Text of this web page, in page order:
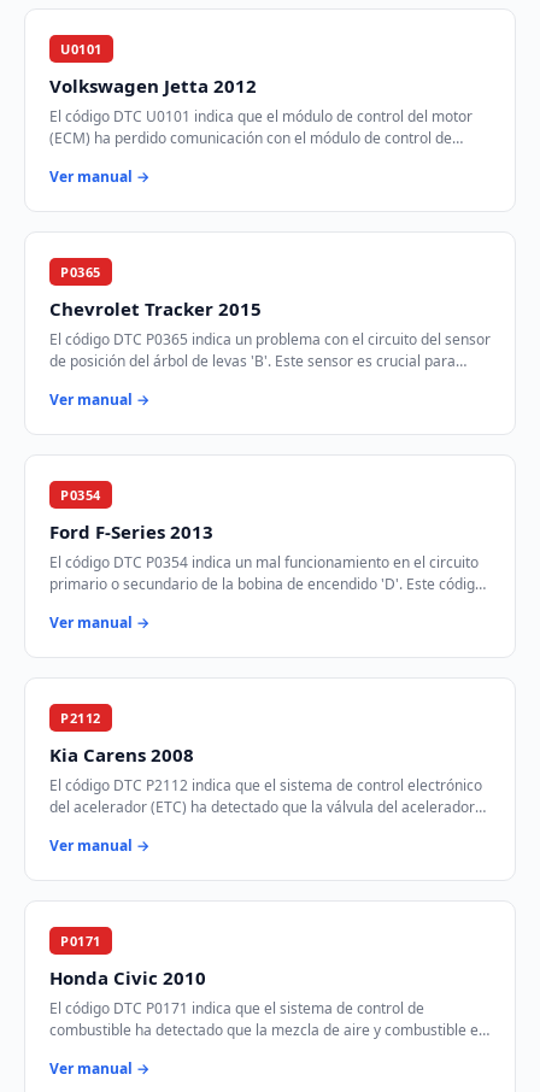
U0101
Volkswagen Jetta 2012
El código DTC U0101 indica que el módulo de control del motor
(ECM) ha perdido comunicación con el módulo de control de
Ver manual →
P0365
Chevrolet Tracker 2015
El código DTC P0365 indica un problema con el circuito del sensor
de posición del árbol de levas 'B'. Este sensor es crucial para
Ver manual →
P0354
Ford F-Series 2013
El código DTC P0354 indica un mal funcionamiento en el circuito
primario o secundario de la bobina de encendido 'D'. Este código
Ver manual →
P2112
Kia Carens 2008
El código DTC P2112 indica que el sistema de control electrónico
del acelerador (ETC) ha detectado que la válvula del acelerador
Ver manual →
P0171
Honda Civic 2010
El código DTC P0171 indica que el sistema de control de
combustible ha detectado que la mezcla de aire y combustible es
Ver manual →